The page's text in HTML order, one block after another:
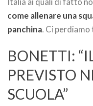
come allenare una
panchina. Ci
BONETTI:
PREVISTO
SCUOLA”